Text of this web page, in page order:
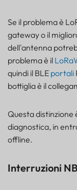
Se il problema è
gateway o il
dell'antenna
problema è il
quindi il BLE portali
bottiglia è il
Questa
diagnostica, in
offline.
Interruzioni